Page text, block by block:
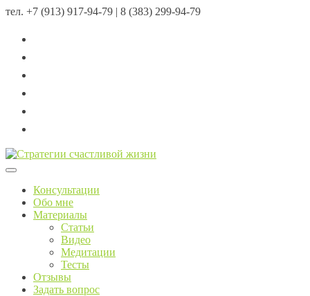
тел. +7 (913) 917-94-79 | 8 (383) 299-94-79
Menu
Консультации
Обо мне
Материалы
Статьи
Видео
Медитации
Тесты
Отзывы
Задать вопрос